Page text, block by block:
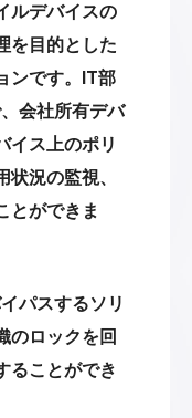
ルデバイスの
を目的とした
ンです。IT部
会社所有デバ
イス上のポリ
況の監視、
とができま
パスするソリ
のロックを回
ることができ